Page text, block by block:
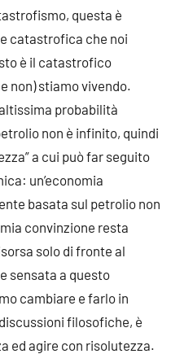
questa è
catastrofica che noi
è il catastrofico
non) stiamo vivendo.
probabilità
non è infinito, quindi
a cui può far seguito
un’economia
basata sul petrolio non
convinzione resta
solo di fronte al
sensata a questo
cambiare e farlo in
filosofiche, è
ed agire con risolutezza.